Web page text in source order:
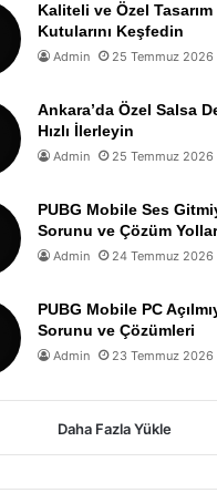
Kaliteli ve Özel
Kutularını Keşfedin
Admin 25 Temmuz 2026
Ankara’da Özel Salsa
Hızlı İlerleyin
Admin 25 Temmuz 2026
PUBG Mobile Ses
Sorunu ve Çözüm
Admin 24 Temmuz 2026
PUBG Mobile PC
Sorunu ve Çözümleri
Admin 23 Temmuz 2026
Daha Fazla Yükle